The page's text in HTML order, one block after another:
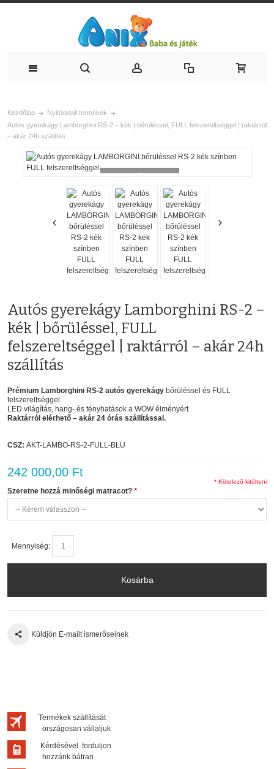
Kezdőlap
Nyitóoldali termékek
Autós gyerekágy Lamborghini RS-2 – kék | bőrüléssel, FULL felszereltséggel | raktárról
– akár 24h szállítás
Loading...
Autós gyerekágy Lamborghini RS-2 –
kék | bőrüléssel, FULL
felszereltséggel | raktárról – akár 24h
szállítás
Prémium Lamborghini RS-2 autós gyerekágy bőrüléssel és FULL
felszereltséggel.
LED világítás, hang- és fényhatások a WOW élményért.
Raktárról elérhető – akár 24 órás szállítással.
CSZ: AKT-LAMBO-RS-2-FULL-BLU
242 000,00 Ft
*
Szeretne hozzá minőségi matracot?
* Kötelező kitölteni
Mennyiség:
Kosárba
Küldjön E-mailt ismerőseinek
Termékek szállítását
országosan vállaljuk
Kérdésével forduljon
hozzánk bátran